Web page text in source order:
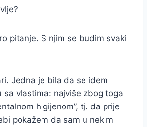
pitanje. S njim se budim svaki
Jedna je bila da se idem
sa vlastima: najviše zbog toga
higijenom”, tj. da prije
pokažem da sam u nekim